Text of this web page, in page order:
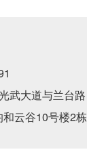
武大道与兰台路
云谷10号楼2栋